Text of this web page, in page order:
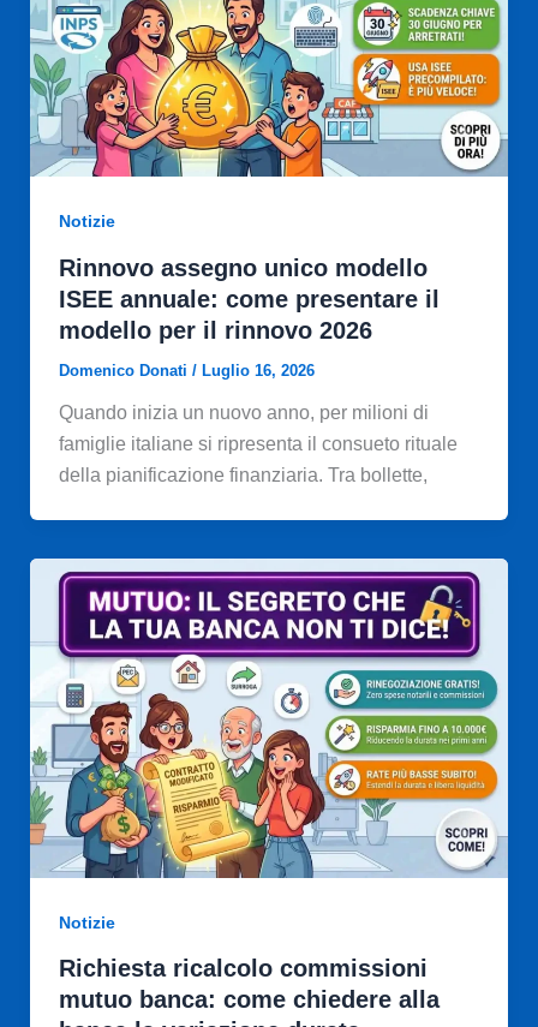
Notizie
Rinnovo assegno unico modello
ISEE annuale: come presentare il
modello per il rinnovo 2026
Domenico Donati / Luglio 16, 2026
Quando inizia un nuovo anno, per milioni di
famiglie italiane si ripresenta il consueto rituale
della pianificazione finanziaria. Tra bollette,
Notizie
Richiesta ricalcolo commissioni
mutuo banca: come chiedere alla